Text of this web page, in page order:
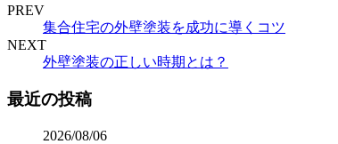
PREV
集合住宅の外壁塗装を成功に導くコツ
NEXT
外壁塗装の正しい時期とは？
最近の投稿
2026/08/06